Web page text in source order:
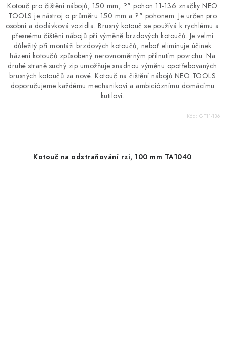
Kotouč pro čištění nábojů, 150 mm, ?" pohon 11-136 značky NEO
TOOLS je nástroj o průměru 150 mm a ?" pohonem. Je určen pro
osobní a dodávková vozidla. Brusný kotouč se používá k rychlému a
přesnému čištění nábojů při výměně brzdových kotoučů. Je velmi
důležitý při montáži brzdových kotoučů, neboť eliminuje účinek
házení kotoučů způsobený nerovnoměrným přilnutím povrchu. Na
druhé straně suchý zip umožňuje snadnou výměnu opotřebovaných
brusných kotoučů za nové. Kotouč na čištění nábojů NEO TOOLS
doporučujeme každému mechanikovi a ambicióznímu domácímu
kutilovi.
Kód: GT11-136
Kotouč na odstraňování rzi, 100 mm TA1040